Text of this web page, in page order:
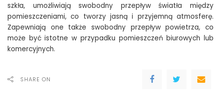
szkła, umożliwiają swobodny przepływ światła między
pomieszczeniami, co tworzy jasną i przyjemną atmosferę.
Zapewniają one także swobodny przepływ powietrza, co
może być istotne w przypadku pomieszczeń biurowych lub
komercyjnych.
SHARE ON